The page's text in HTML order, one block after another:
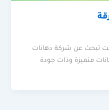
تبحث عن شركة دهانات
متميزة وذات جودة